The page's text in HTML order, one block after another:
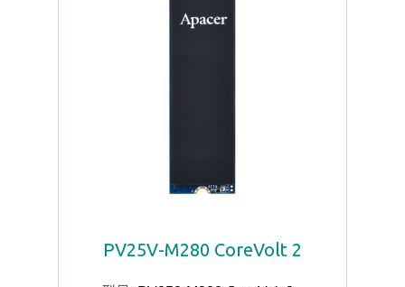
PV25V-M280 CoreVolt 2